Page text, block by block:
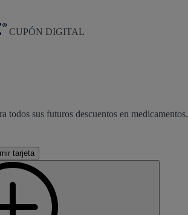
Inside Rx
CUPÓN DIGITAL
todos sus futuros descuentos en medicamentos.
tarjeta